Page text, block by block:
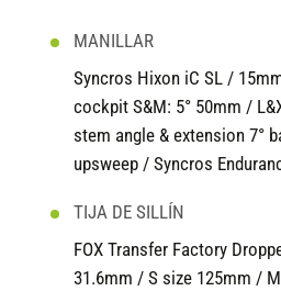
MANILLAR
Syncros Hixon iC SL /
cockpit S&M: 5° 50mm /
stem angle & extension 7°
upsweep / Syncros
TIJA DE SILLÍN
FOX Transfer Factory
31.6mm / S size 125mm /